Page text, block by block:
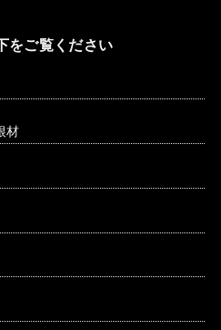
をご覧ください
材